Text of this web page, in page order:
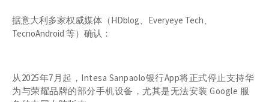
据意大利多家权威媒体（HDblog、Everyeye Tech、
TecnoAndroid 等）确认：
从2025年7月起， Intesa Sanpaolo银行App将正式停止支持华
为与荣耀品牌的部分手机设备，尤其是无法安装 Google 服